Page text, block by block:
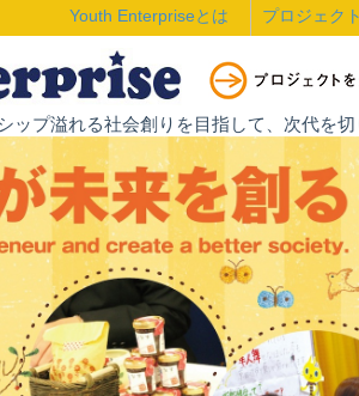
Youth Enterpriseとは プロジェク
ップ溢れる社会創りを目指して、次代を